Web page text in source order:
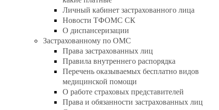
Личный кабинет застрахованного лица
Новости ТФОМС СК
О диспансеризации
Застрахованному по ОМС
Права застрахованных лиц
Правила внутреннего распорядка
Перечень оказываемых бесплатно видов
медицинской помощи
О работе страховых представителей
Права и обязанности застрахованных лиц